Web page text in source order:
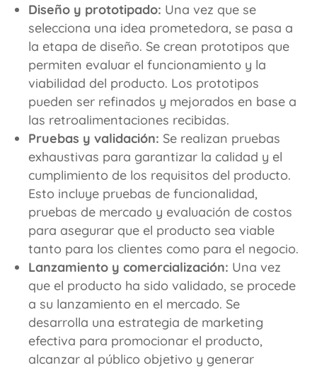
Diseño y prototipado: Una vez que se
selecciona una idea prometedora, se pasa a
la etapa de diseño. Se crean prototipos que
permiten evaluar el funcionamiento y la
viabilidad del producto. Los prototipos
pueden ser refinados y mejorados en base a
las retroalimentaciones recibidas.
Pruebas y validación: Se realizan pruebas
exhaustivas para garantizar la calidad y el
cumplimiento de los requisitos del producto.
Esto incluye pruebas de funcionalidad,
pruebas de mercado y evaluación de costos
para asegurar que el producto sea viable
tanto para los clientes como para el negocio.
Lanzamiento y comercialización: Una vez
que el producto ha sido validado, se procede
a su lanzamiento en el mercado. Se
desarrolla una estrategia de marketing
efectiva para promocionar el producto,
alcanzar al público objetivo y generar